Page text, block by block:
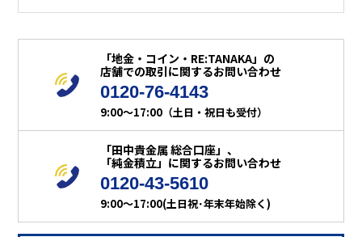
「地金・コイン・RE:TANAKA」の
店舗での取引に関するお問い合わせ
0120-76-4143
9:00～17:00（土日・祝日も受付）
「田中貴金属 総合口座」、
「純金積立」に関するお問い合わせ
0120-43-5610
9:00～17:00(土日祝･年末年始除く)